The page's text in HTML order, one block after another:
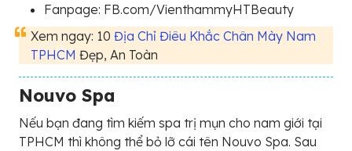
Fanpage: FB.com/VienthammyHTBeauty
Xem ngay: 10 Địa Chỉ Điêu Khắc Chân Mày Nam
TPHCM Đẹp, An Toàn
Nouvo Spa
Nếu bạn đang tìm kiếm spa trị mụn cho nam giới tại
TPHCM thì không thể bỏ lỡ cái tên Nouvo Spa. Sau